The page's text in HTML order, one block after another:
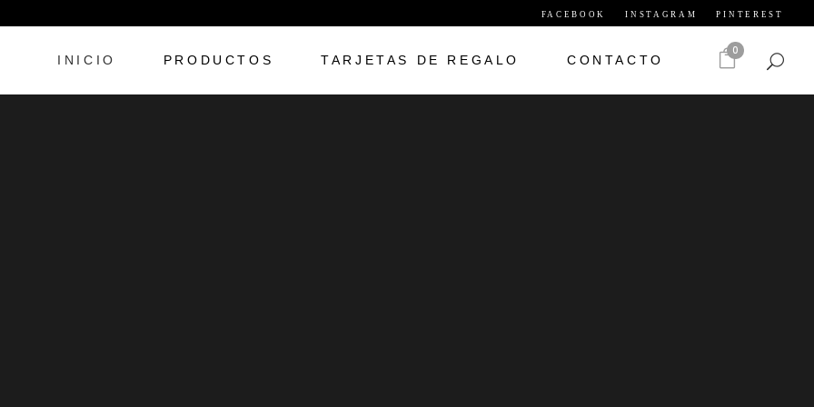
FACEBOOK INSTAGRAM PINTEREST
0
INICIO PRODUCTOS TARJETAS DE REGALO CONTACTO